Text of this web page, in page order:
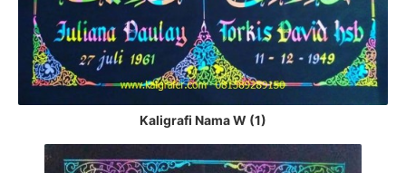
Kaligrafi Nama W (1)